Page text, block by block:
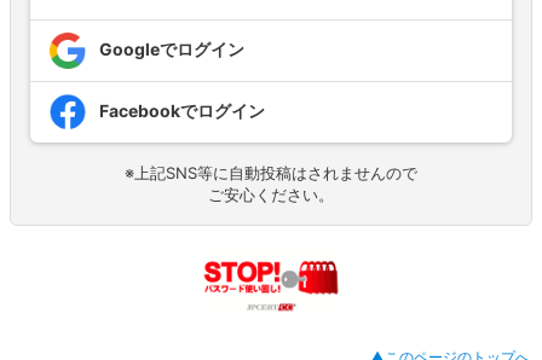
Googleでログイン
Facebookでログイン
※上記SNS等に自動投稿はされませんので
ご安心ください。